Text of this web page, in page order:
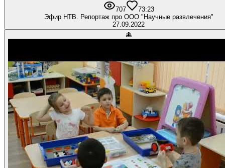
707 73:23
Эфир НТВ. Репортаж про ООО "Научные развлечения"
27.09.2022
🐙